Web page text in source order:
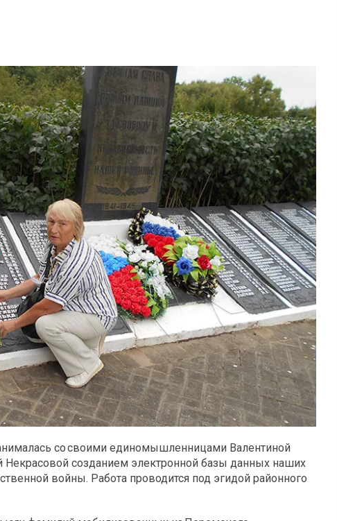
со своими единомышленницами Валентиной
созданием электронной базы данных наших
войны. Работа проводится под эгидой районного